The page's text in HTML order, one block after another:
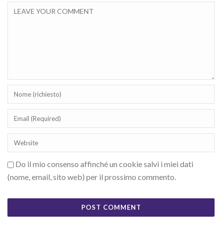
Do il mio consenso affinché un cookie salvi i miei dati
(nome, email, sito web) per il prossimo commento.